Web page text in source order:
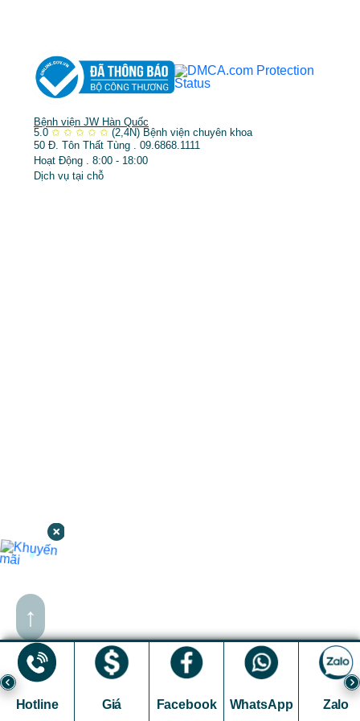
Hotline Giá Facebook WhatsApp Zalo
↑
Bệnh viện JW Hàn Quốc
5.0 ✩ ✩ ✩ ✩ ✩ (2,4N) Bệnh viện chuyên khoa
50 Đ. Tôn Thất Tùng . 09.6868.1111
Hoạt Động . 8:00 - 18:00
Dịch vụ tại chỗ